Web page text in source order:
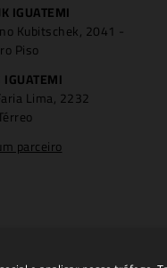
IGUATEMI
Kubitschek, 2041 -
Piso
IGUATEMI
Lima, 2232
parceiro